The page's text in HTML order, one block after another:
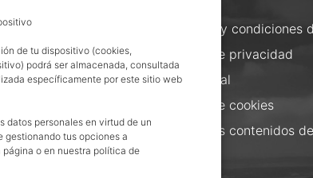
de tu dispositivo (cookies,
podrá ser almacenada, consultada
específicamente por este sitio web
datos personales en virtud de un
gestionando tus opciones a
o en nuestra política de
Términos y condiciones
Política de privacidad
Aviso Legal
Política de cookies
Uso de los contenidos